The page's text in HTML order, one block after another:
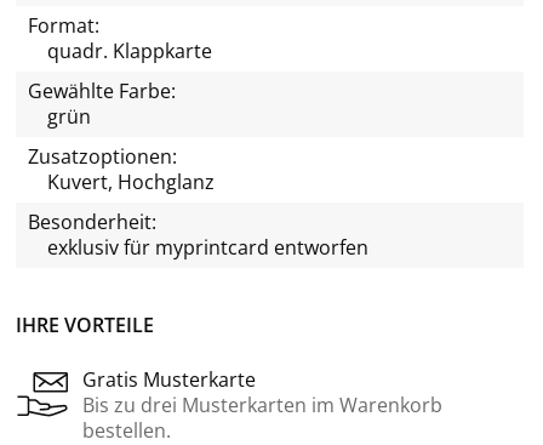
IHRE VORTEILE
Gratis Musterkarte
Bis zu drei Musterkarten im Warenkorb
bestellen.
Format:
quadr. Klappkarte
Gewählte Farbe:
grün
Zusatzoptionen:
Kuvert, Hochglanz
Besonderheit:
exklusiv für myprintcard entworfen